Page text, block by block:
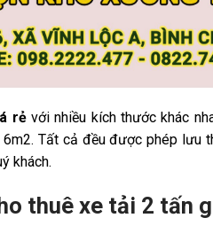
rẻvới nhiều kích thước khác
Tất cả đều được phép lưu
khách.
thuê xe tải 2 tấn